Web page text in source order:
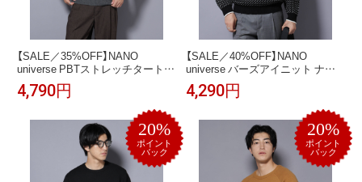
【SALE／35%OFF】NANO
universe PBTストレッチタートル
ネックニット ナノユニバース ト
ップス ニット グレー ネイビー ブ
4,790円
【SALE／40%OFF】NANO
universe バーズアイニット ナノ
ユニバース トップス ニット ブラ
ック グリーン ネイビー ホワイト
4,290円
20%
ポイント
バック
20%
ポイント
バック